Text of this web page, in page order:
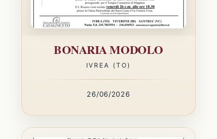
BONARIA MODOLO
IVREA (TO)
26/06/2026